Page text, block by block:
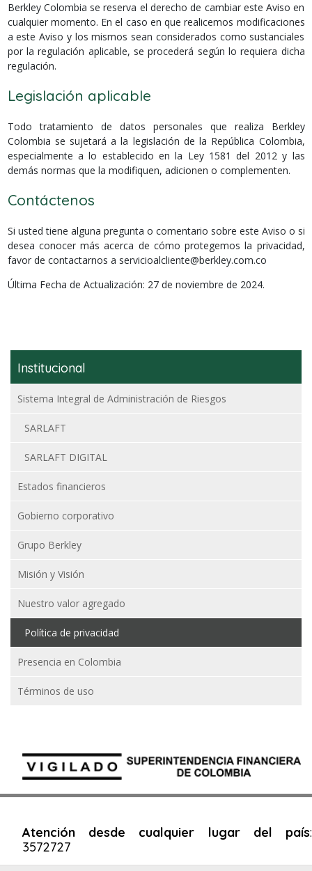
Berkley Colombia se reserva el derecho de cambiar este Aviso en
cualquier momento. En el caso en que realicemos modificaciones
a este Aviso y los mismos sean considerados como sustanciales
por la regulación aplicable, se procederá según lo requiera dicha
regulación.
Legislación aplicable
Todo tratamiento de datos personales que realiza Berkley
Colombia se sujetará a la legislación de la República Colombia,
especialmente a lo establecido en la Ley 1581 del 2012 y las
demás normas que la modifiquen, adicionen o complementen.
Contáctenos
Si usted tiene alguna pregunta o comentario sobre este Aviso o si
desea conocer más acerca de cómo protegemos la privacidad,
favor de contactarnos a servicioalcliente@berkley.com.co
Última Fecha de Actualización: 27 de noviembre de 2024.
Institucional
Sistema Integral de Administración de Riesgos
SARLAFT
SARLAFT DIGITAL
Estados financieros
Gobierno corporativo
Grupo Berkley
Misión y Visión
Nuestro valor agregado
Política de privacidad
Presencia en Colombia
Términos de uso
Atención desde cualquier lugar del país:
3572727